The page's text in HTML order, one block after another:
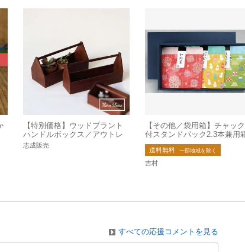
【特別価格】ウッドプラント
ハンドルボックス／アウトレ
ット 志成販売公式
志成販売
【その他／袋用箱】チャック
付スタンドパック2.3本兼用
（紺）
送料無料 一部地域を除く
吉村
すべての応援コメントを見る